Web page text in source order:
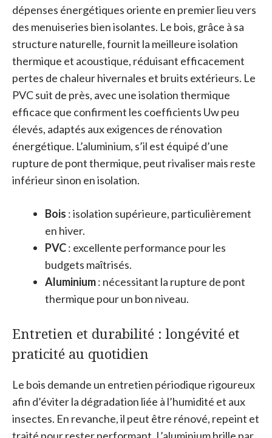
dépenses énergétiques oriente en premier lieu vers
des menuiseries bien isolantes. Le bois, grâce à sa
structure naturelle, fournit la meilleure isolation
thermique et acoustique, réduisant efficacement
pertes de chaleur hivernales et bruits extérieurs. Le
PVC suit de près, avec une isolation thermique
efficace que confirment les coefficients Uw peu
élevés, adaptés aux exigences de rénovation
énergétique. L’aluminium, s’il est équipé d’une
rupture de pont thermique, peut rivaliser mais reste
inférieur sinon en isolation.
Bois : isolation supérieure, particulièrement
en hiver.
PVC: excellente performance pour les
budgets maîtrisés.
Aluminium: nécessitant la rupture de pont
thermique pour un bon niveau.
Entretien et durabilité : longévité et
praticité au quotidien
Le bois demande un entretien périodique rigoureux
afin d’éviter la dégradation liée à l’humidité et aux
insectes. En revanche, il peut être rénové, repeint et